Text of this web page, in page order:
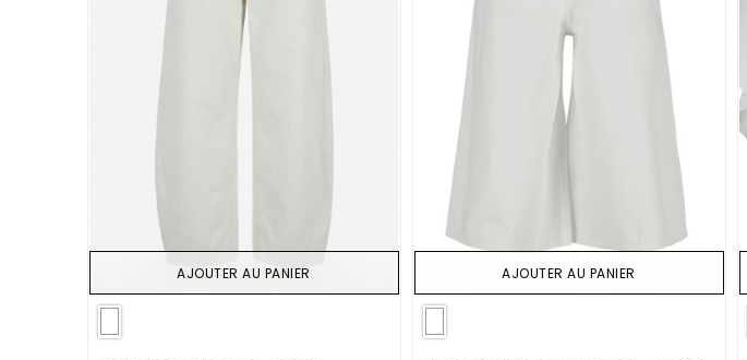
AJOUTER AU PANIER AJOUTER AU PANIER